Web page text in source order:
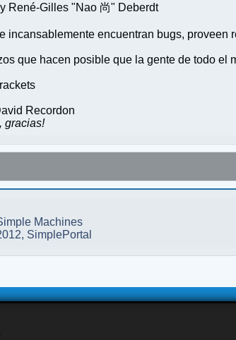
René-Gilles "Nao 尚" Deberdt
incansablemente encuentran bugs,
que hacen posible que la gente de todo el
Recordon
gracias!
Machines
SimplePortal